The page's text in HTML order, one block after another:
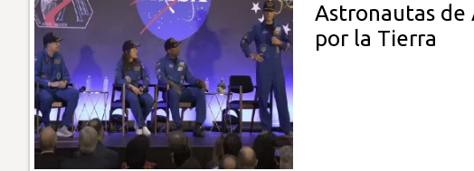
Astronautas de
por la Tierra